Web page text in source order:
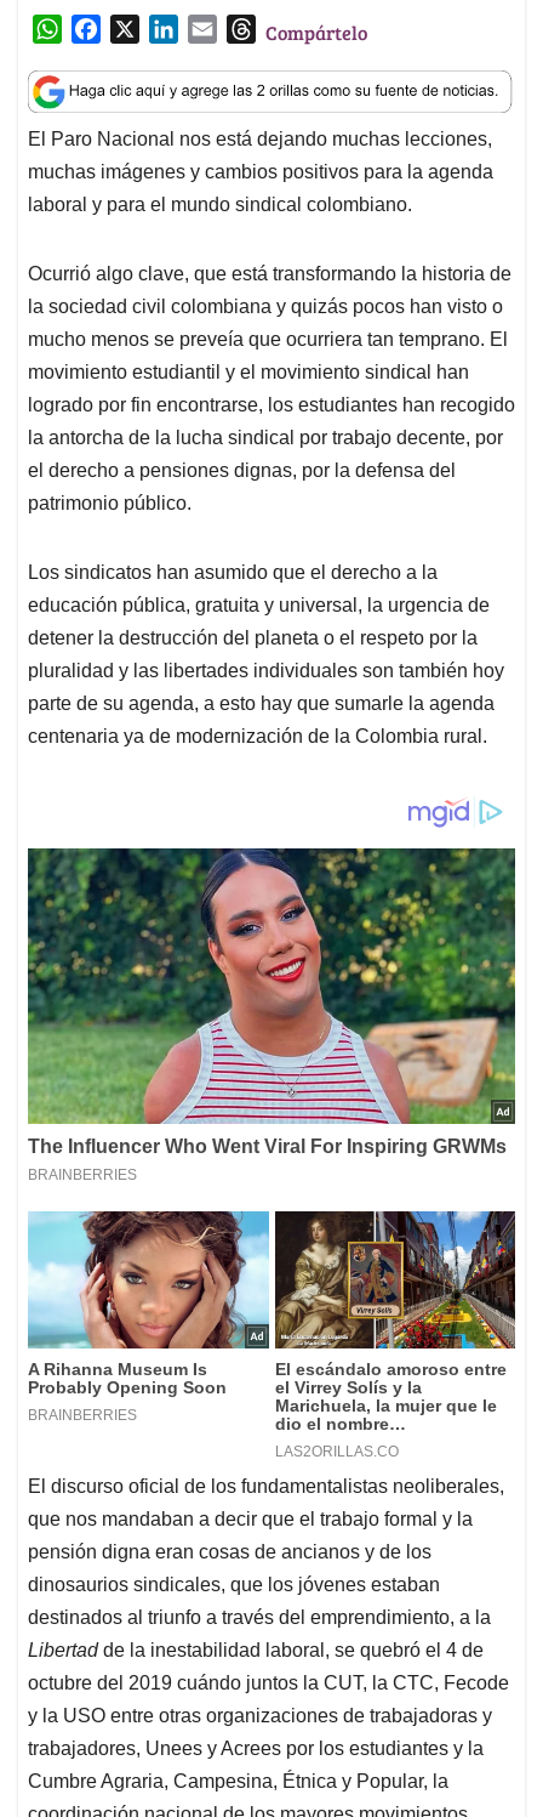
W
a
t
s
A
p
c
e
b
o
o
n
k
e
d
I
a
i
l
T
r
e
a
d
s
Compártelo
El Paro Nacional nos está dejando muchas lecciones,
muchas imágenes y cambios positivos para la agenda
laboral y para el mundo sindical colombiano.
Ocurrió algo clave, que está transformando la historia de
la sociedad civil colombiana y quizás pocos han visto o
mucho menos se preveía que ocurriera tan temprano. El
movimiento estudiantil y el movimiento sindical han
logrado por fin encontrarse, los estudiantes han recogido
la antorcha de la lucha sindical por trabajo decente, por
el derecho a pensiones dignas, por la defensa del
patrimonio público.
Los sindicatos han asumido que el derecho a la
educación pública, gratuita y universal, la urgencia de
detener la destrucción del planeta o el respeto por la
pluralidad y las libertades individuales son también hoy
parte de su agenda, a esto hay que sumarle la agenda
centenaria ya de modernización de la Colombia rural.
El discurso oficial de los fundamentalistas neoliberales,
que nos mandaban a decir que el trabajo formal y la
pensión digna eran cosas de ancianos y de los
dinosaurios sindicales, que los jóvenes estaban
destinados al triunfo a través del emprendimiento, a la
Libertadde la inestabilidad laboral, se quebró el 4 de
octubre del 2019 cuándo juntos la CUT, la CTC, Fecode
y la USO entre otras organizaciones de trabajadoras y
trabajadores, Unees y Acrees por los estudiantes y la
Cumbre Agraria, Campesina, Étnica y Popular, la